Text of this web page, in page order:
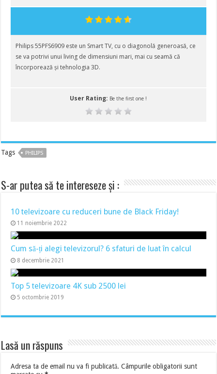
Philips 55PFS6909 este un Smart TV, cu o diagonolă generoasă, ce
se va potrivi unui living de dimensiuni mari, mai cu seamă că
încorporează și tehnologia 3D.
User Rating: Be the first one !
Tags PHILIPS
S-ar putea să te intereseze și :
10 televizoare cu reduceri bune de Black Friday!
11 noiembrie 2022
Cum să-ți alegi televizorul? 6 sfaturi de luat în calcul
8 decembrie 2021
Top 5 televizoare 4K sub 2500 lei
5 octombrie 2019
Lasă un răspuns
Adresa ta de email nu va fi publicată. Câmpurile obligatorii sunt